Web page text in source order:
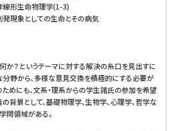
線形生命物理学(1-3)
現象としての生命とその病気
か？というテーマに対する解決の糸口を見出すに
分野から、多様な意見交換を積極的にする必要が
ためにも、文系・理系からの学生諸氏の参加を希望
の背景として、基礎物理学、生物学、心理学、哲学な
問領域がある。